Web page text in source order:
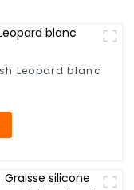
Leopard blanc